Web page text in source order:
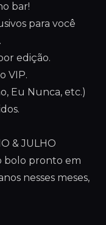
bar!
para você
edição.
VIP.
Eu Nunca, etc.)
& JULHO
bolo pronto em
nesses meses,